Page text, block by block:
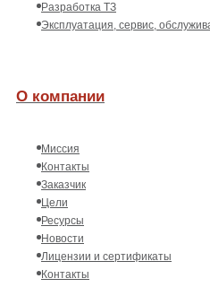
Разработка ТЗ
Эксплуатация, сервис,
О компании
Миссия
Контакты
Заказчик
Цели
Ресурсы
Новости
Лицензии и сертификаты
Контакты